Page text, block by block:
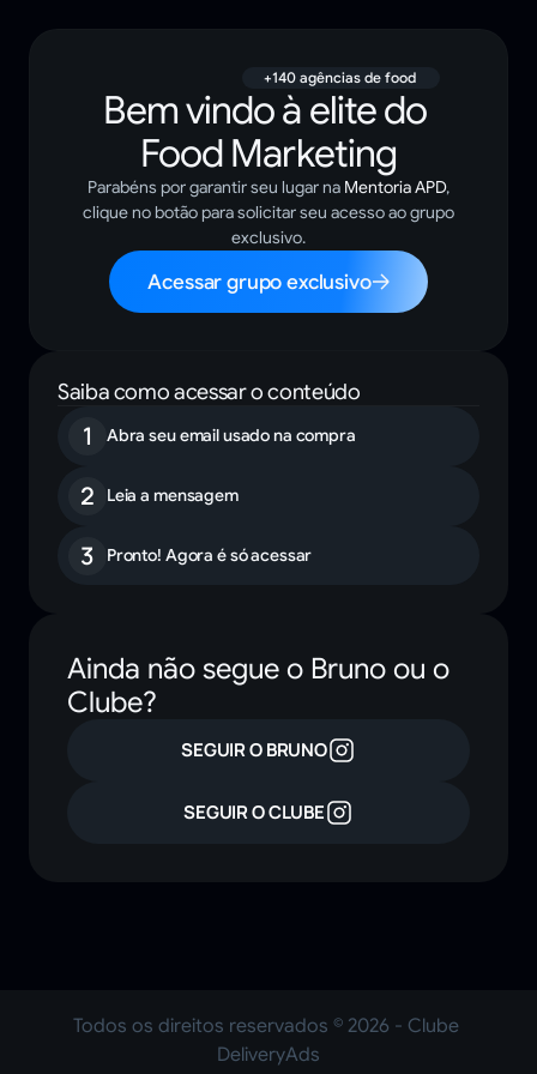
+140 agências de food
Bem vindo à elite do
Food Marketing
Parabéns por garantir seu lugar na Mentoria APD,
clique no botão para solicitar seu acesso ao grupo
exclusivo.
Acessar grupo exclusivo
Saiba como acessar o conteúdo
1 Abra seu email usado na compra
2 Leia a mensagem
3 Pronto! Agora é só acessar
Ainda não segue o Bruno ou o
Clube?
SEGUIR O BRUNO
SEGUIR O CLUBE
Todos os direitos reservados © 2026 - Clube
DeliveryAds